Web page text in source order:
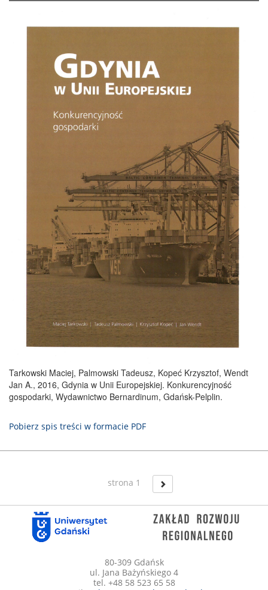
Tarkowski Maciej, Palmowski Tadeusz, Kopeć Krzysztof, Wendt
Jan A., 2016, Gdynia w Unii Europejskiej. Konkurencyjność
gospodarki, Wydawnictwo Bernardinum, Gdańsk-Pelplin.
Pobierz spis treści w formacie PDF
strona 1
80-309 Gdańsk
ul. Jana Bażyńskiego 4
tel. +48 58 523 65 58